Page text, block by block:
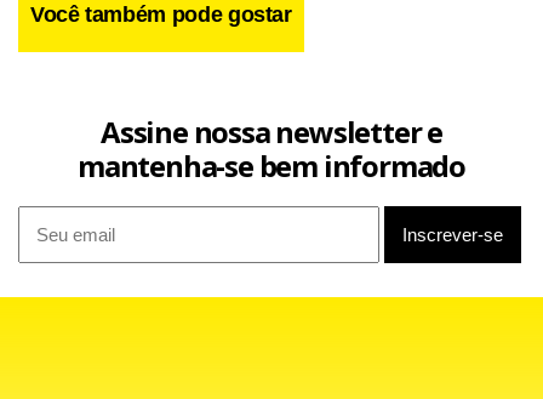
Romney, que foi governador de Massachusetts, destacou
“políticas fracassadas” da Administração do atual
presidente americano, o democrata Barack Obama, “desde
seu assalto à liberdade de consciência até sua política
Você também pode gostar
Assine nossa newsletter e
mantenha-se bem informado